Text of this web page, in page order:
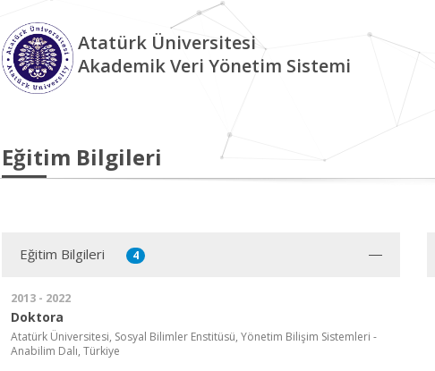
Atatürk Üniversitesi
Akademik Veri Yönetim Sistemi
Eğitim Bilgileri
Eğitim Bilgileri 4
2013 - 2022
Doktora
Atatürk Üniversitesi, Sosyal Bilimler Enstitüsü, Yönetim Bilişim Sistemleri -
Anabilim Dalı, Türkiye